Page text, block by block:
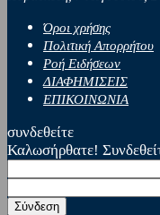
Όροι χρήσης
Πολιτική Απορρήτου
Ροή Ειδήσεων
ΔΙΑΦΗΜΙΣΕΙΣ
ΕΠΙΚΟΙΝΩΝΙΑ
συνδεθείτε
Καλωσήρθατε!